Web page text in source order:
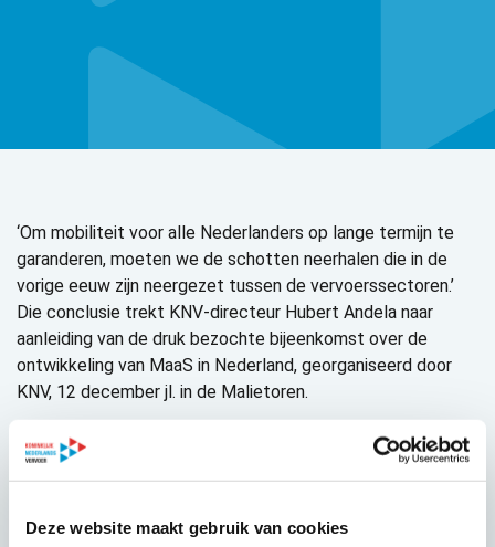
Deze website maakt gebruik van cookies
‘Om mobiliteit voor alle Nederlanders op lange termijn te
garanderen, moeten we de schotten neerhalen die in de
vorige eeuw zijn neergezet tussen de vervoerssectoren.’
Die conclusie trekt KNV-directeur Hubert Andela naar
aanleiding van de druk bezochte bijeenkomst over de
ontwikkeling van MaaS in Nederland, georganiseerd door
KNV, 12 december jl. in de Malietoren.
De gedachtewisseling was vooral gericht op de rol van de
overheid en de toegang tot data. Deelnemers gaven aan
dat de overheid een win-win-win kader voor de reizigers, de
level playing field is nodig voor MaaS om te kunnen groeien